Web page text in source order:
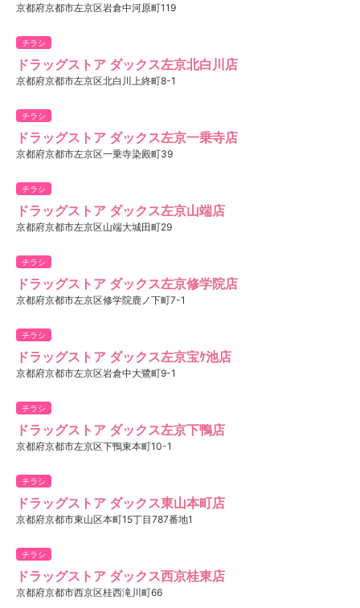
京都府京都市左京区岩倉中河原町119
チラシ
ドラッグストア ダックス左京北白川店
京都府京都市左京区北白川上終町8-1
チラシ
ドラッグストア ダックス左京一乗寺店
京都府京都市左京区一乗寺染殿町39
チラシ
ドラッグストア ダックス左京山端店
京都府京都市左京区山端大城田町29
チラシ
ドラッグストア ダックス左京修学院店
京都府京都市左京区修学院鹿ノ下町7-1
チラシ
ドラッグストア ダックス左京宝ｹ池店
京都府京都市左京区岩倉中大鷺町9-1
チラシ
ドラッグストア ダックス左京下鴨店
京都府京都市左京区下鴨東本町10-1
チラシ
ドラッグストア ダックス東山本町店
京都府京都市東山区本町15丁目787番地1
チラシ
ドラッグストア ダックス西京桂東店
京都府京都市西京区桂西滝川町66